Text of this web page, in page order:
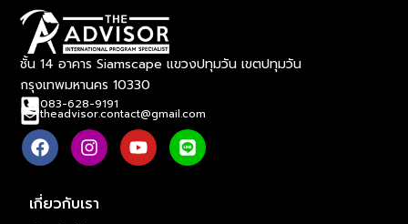
ชั้น 14 อาคาร Siamscape แขวงปทุมวัน เขตปทุมวัน
กรุงเทพมหานคร 10330
083-628-9191
theadvisor.contact@gmail.com
เกี่ยวกับเรา